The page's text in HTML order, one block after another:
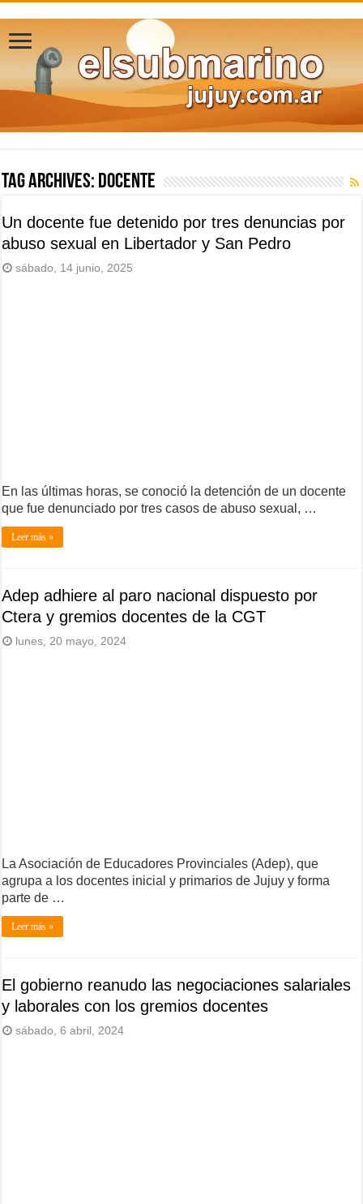
Tag Archives: docente
Un docente fue detenido por tres denuncias por
abuso sexual en Libertador y San Pedro
sábado, 14 junio, 2025
En las últimas horas, se conoció la detención de un docente
que fue denunciado por tres casos de abuso sexual, …
Leer más »
Adep adhiere al paro nacional dispuesto por
Ctera y gremios docentes de la CGT
lunes, 20 mayo, 2024
La Asociación de Educadores Provinciales (Adep), que
agrupa a los docentes inicial y primarios de Jujuy y forma
parte de …
Leer más »
El gobierno reanudo las negociaciones salariales
y laborales con los gremios docentes
sábado, 6 abril, 2024